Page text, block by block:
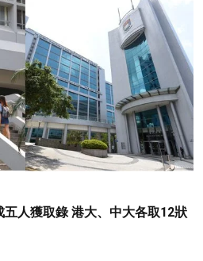
五人獲取錄 港大、中大各取12狀